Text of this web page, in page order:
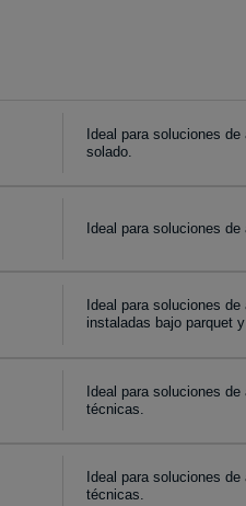
Ideal para soluciones
solado.
Ideal para soluciones
Ideal para soluciones
instaladas bajo parquet
Ideal para soluciones
técnicas.
Ideal para soluciones
técnicas.